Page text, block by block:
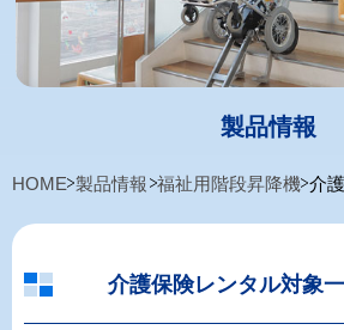
製品情報
HOME 製品情報 福祉用階段昇降機 介
介護保険レンタル対象